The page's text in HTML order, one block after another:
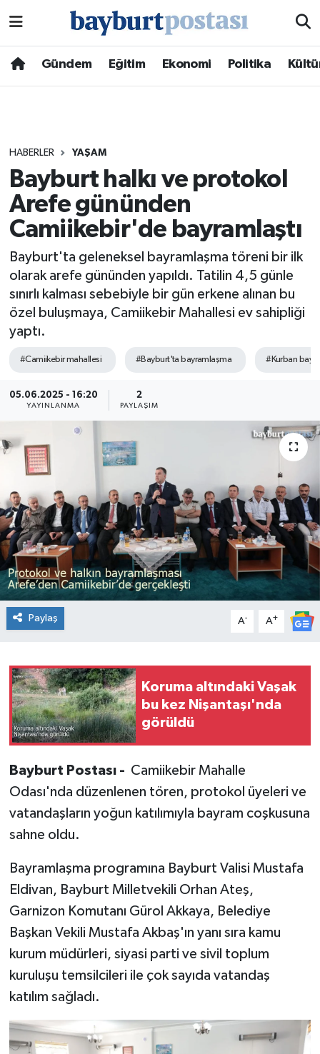
Gündem Eğitim Ekonomi Politika
HABERLER YAŞAM
Bayburt halkı ve protokol
Arefe gününden
Camiikebir'de bayramlaştı
Bayburt'ta geleneksel bayramlaşma töreni bir ilk
olarak arefe gününden yapıldı. Tatilin 4,5 günle
sınırlı kalması sebebiyle bir gün erkene alınan bu
özel buluşmaya, Camiikebir Mahallesi ev sahipliği
yaptı.
#Camiikebir mahallesi #Bayburt'ta bayramlaşma #Kurban
05.06.2025 - 16:20
YAYINLANMA
2
PAYLAŞIM
Paylaş A- A+
Koruma altındaki Vaşak
bu kez Nişantaşı'nda
görüldü
Bayburt Postası - Camiikebir Mahalle
Odası'nda düzenlenen tören, protokol üyeleri ve
vatandaşların yoğun katılımıyla bayram coşkusuna
sahne oldu.
Bayramlaşma programına Bayburt Valisi Mustafa
Eldivan, Bayburt Milletvekili Orhan Ateş,
Garnizon Komutanı Gürol Akkaya, Belediye
Başkan Vekili Mustafa Akbaş'ın yanı sıra kamu
kurum müdürleri, siyasi parti ve sivil toplum
kuruluşu temsilcileri ile çok sayıda vatandaş
katılım sağladı.
Hava Durumu
Süper Lig Puan Durumu ve Fikstür
Tüm Manşetler
Son Dakika Haberleri
Haber Arşivi